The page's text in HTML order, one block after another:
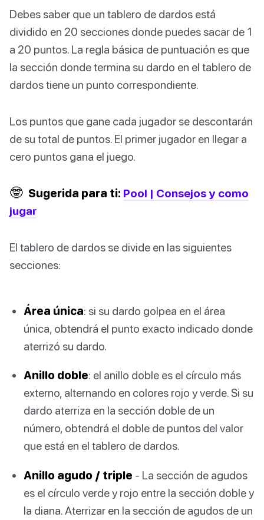
Debes saber que un tablero de dardos está
dividido en 20 secciones donde puedes sacar de 1
a 20 puntos. La regla básica de puntuación es que
la sección donde termina su dardo en el tablero de
dardos tiene un punto correspondiente.
Los puntos que gane cada jugador se descontarán
de su total de puntos. El primer jugador en llegar a
cero puntos gana el juego.
🤓 Sugerida para ti: Pool | Consejos y como
jugar
El tablero de dardos se divide en las siguientes
secciones:
Área única: si su dardo golpea en el área
única, obtendrá el punto exacto indicado donde
aterrizó su dardo.
Anillo doble: el anillo doble es el círculo más
externo, alternando en colores rojo y verde. Si su
dardo aterriza en la sección doble de un
número, obtendrá el doble de puntos del valor
que está en el tablero de dardos.
Anillo agudo / triple - La sección de agudos
es el círculo verde y rojo entre la sección doble y
la diana. Aterrizar en la sección de agudos de un